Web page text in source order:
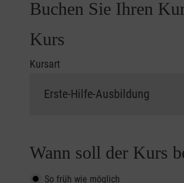
Buchen Sie Ihren
Kurs
Kursart
Wann soll der Kurs
So früh wie möglich